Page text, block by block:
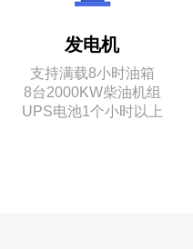
发电机
支持满载8小时油箱
8台2000KW柴油机组
UPS电池1个小时以上